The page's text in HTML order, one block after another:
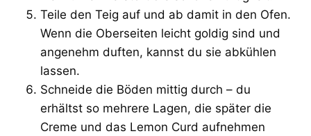
Teile den Teig auf und ab damit in den Ofen.
Wenn die Oberseiten leicht goldig sind und
angenehm duften, kannst du sie abkühlen
lassen.
Schneide die Böden mittig durch – du
erhältst so mehrere Lagen, die später die
Creme und das Lemon Curd aufnehmen